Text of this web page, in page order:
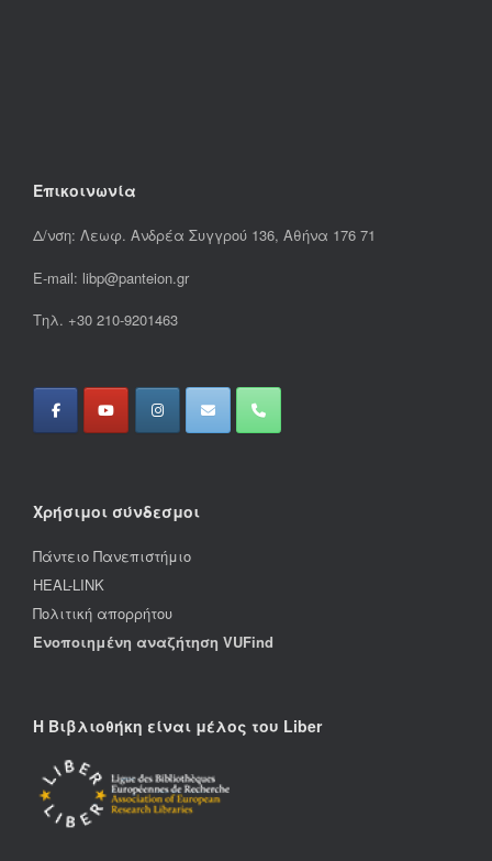
Επικοινωνία
Δ/νση: Λεωφ. Ανδρέα Συγγρού 136, Αθήνα 176 71
E-mail: libp@panteion.gr
Τηλ. +30 210-9201463
Χρήσιμοι σύνδεσμοι
Πάντειο Πανεπιστήμιο
HEAL-LINK
Πολιτική απορρήτου
Ενοποιημένη αναζήτηση VUFind
Η Βιβλιοθήκη είναι μέλος του Liber